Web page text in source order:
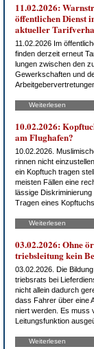
11.02.2026:
öf­fent­li­chen Dienst
ak­tu­el­ler
11.02.2026 Im
fin­den der­zeit er­neut
lun­gen zwi­schen den
Ge­werk­schaf­ten und
Weiterlesen
10.02.2026:
am Flug­ha­fen?
10.02.2026.
rin­nen nicht
ein Kopf­tuch tra­gen
meis­ten Fäl­len ei­ne
läs­si­ge Dis­kri­mi­nie­rung
Tra­gen ei­nes Kopf­tuchs
Weiterlesen
03.02.2026: Oh­ne
triebs­lei­tung kein
03.02.2026. Die
triebs­rats bei
nicht al­lein da­durch
dass Fah­rer über ei­ne
niert wer­den. Es muss
Lei­tungs­funk­ti­on
Weiterlesen